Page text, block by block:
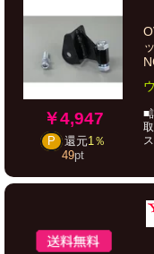
￥4,947
P 還元1％
49pt
■